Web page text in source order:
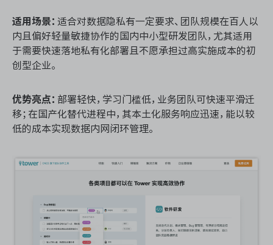
适用场景： 适合对数据隐私有一定要求、团队规模在百人以
内且偏好轻量敏捷协作的国内中小型研发团队，尤其适用
于需要快速落地私有化部署且不愿承担过高实施成本的初
创型企业。
优势亮点： 部署轻快，学习门槛低，业务团队可快速平滑迁
移；在国产化替代进程中，其本土化服务响应迅速，能以较
低的成本实现数据内网闭环管理。